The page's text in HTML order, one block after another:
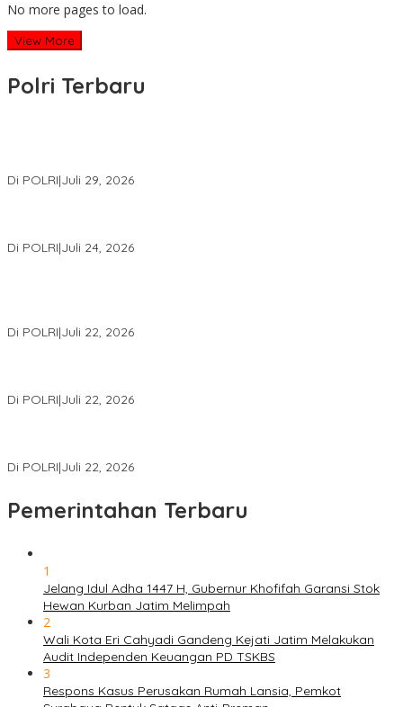
No more pages to load.
View More
Polri Terbaru
Di POLRI|Juli 29, 2026
Di POLRI|Juli 24, 2026
Di POLRI|Juli 22, 2026
Di POLRI|Juli 22, 2026
Di POLRI|Juli 22, 2026
Pemerintahan Terbaru
1
Jelang Idul Adha 1447 H, Gubernur Khofifah Garansi Stok
Hewan Kurban Jatim Melimpah
2
Wali Kota Eri Cahyadi Gandeng Kejati Jatim Melakukan
Audit Independen Keuangan PD TSKBS
3
Respons Kasus Perusakan Rumah Lansia, Pemkot